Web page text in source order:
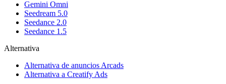
Gemini Omni
Seedream 5.0
Seedance 2.0
Seedance 1.5
Alternativa
Alternativa de anuncios Arcads
Alternativa a Creatify Ads